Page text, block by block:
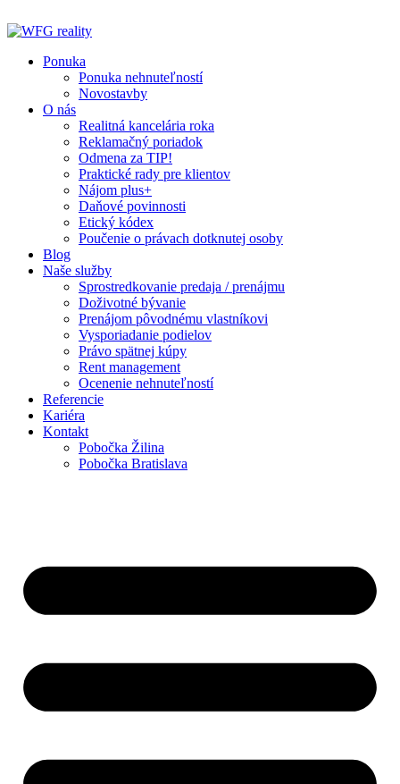
na
Ponuka
Ponuka nehnuteľností
Novostavby
O nás
Realitná kancelária roka
Reklamačný poriadok
Odmena za TIP!
Praktické rady pre klientov
Nájom plus+
Daňové povinnosti
Etický kódex
Poučenie o právach dotknutej osoby
Blog
Naše služby
Sprostredkovanie predaja / prenájmu
Doživotné bývanie
Prenájom pôvodnému vlastníkovi
Vysporiadanie podielov
Právo spätnej kúpy
Rent management
Ocenenie nehnuteľností
Referencie
Kariéra
Kontakt
Pobočka Žilina
Pobočka Bratislava